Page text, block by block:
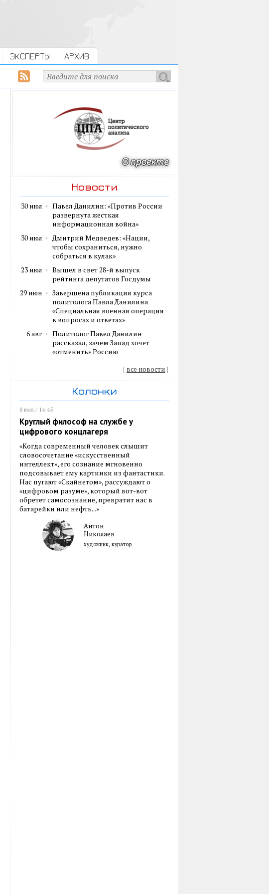
ЭКСПЕРТЫ АРХИВ
Новости
30 июл
Павел Данилин: «Против России
развернута жесткая
информационная война»
30 июл
Дмитрий Медведев: «Нации,
чтобы сохраниться, нужно
собраться в кулак»
23 июл
Вышел в свет 28-й выпуск
рейтинга депутатов Госдумы
29 июн
Завершена публикация курса
политолога Павла Данилина
«Специальная военная операция
в вопросах и ответах»
6 авг
Политолог Павел Данилин
рассказал, зачем Запад хочет
«отменить» Россию
{ все новости}
Колонки
8 мая / 14:45
Круглый философ на службе у
цифрового концлагеря
«Когда современный человек слышит
словосочетание «искусственный
интеллект», его сознание мгновенно
подсовывает ему картинки из фантастики.
Нас пугают «Скайнетом», рассуждают о
«цифровом разуме», который вот-вот
обретет самосознание, превратит нас в
батарейки или нефть...»
Антон
Николаев
художник, куратор